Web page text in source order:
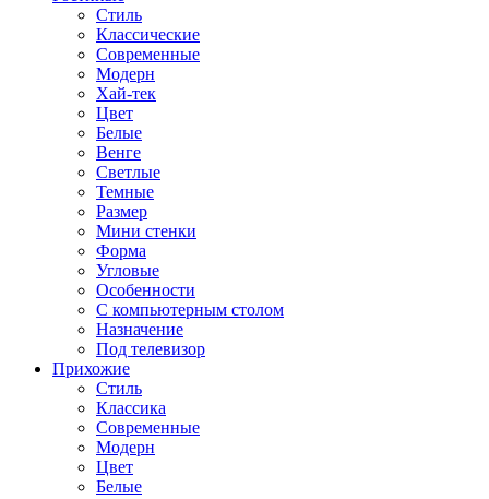
Стиль
Классические
Современные
Модерн
Хай-тек
Цвет
Белые
Венге
Светлые
Темные
Размер
Мини стенки
Форма
Угловые
Особенности
С компьютерным столом
Назначение
Под телевизор
Прихожие
Стиль
Классика
Современные
Модерн
Цвет
Белые